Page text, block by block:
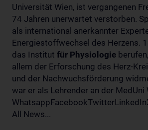
Universität Wien, ist vergangenen
74 Jahren unerwartet verstorben.
als international anerkannter
Energiestoffwechsel des Herzens.
das Institut für Physiologie
allem der Erforschung des Herz-
und der Nachwuchsförderung
war er als Lehrender an der MedUni
All News...